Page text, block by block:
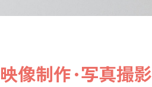
映像制作･写真撮影